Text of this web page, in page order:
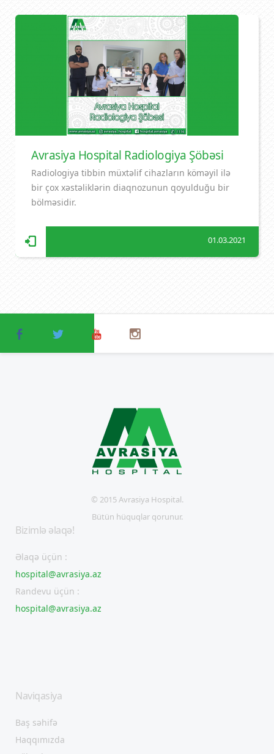
Avrasiya Hospital Radiologiya Şöbəsi
Radiologiya tibbin müxtəlif cihazların köməyil ilə
bir çox xəstəliklərin diaqnozunun qoyulduğu bir
bölməsidir.
01.03.2021
© 2015 Avrasiya Hospital.
Bütün hüquqlar qorunur.
Bizimlə əlaqə!
Əlaqə üçün :
hospital@avrasiya.az
Randevu üçün :
hospital@avrasiya.az
Naviqasiya
Baş səhifə
Haqqımızda